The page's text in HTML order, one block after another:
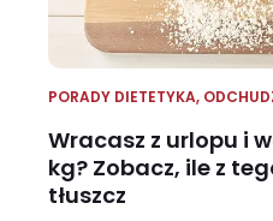
PORADY DIETETYKA,
Wracasz z urlopu i
kg? Zobacz, ile z
tłuszcz